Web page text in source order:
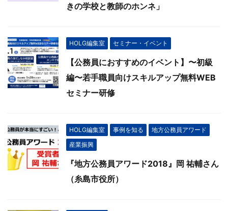
きの学校と教師のホンネ」
HOLG編集室 セミナー・イベント
【公務員におすすめのイベント】〜初級
編〜若手職員向けスキルアップ無料WEB
セミナー研修
HOLG編集室 事例を知る
地方公務員アワード
産業振興
『地方公務員アワード2018』岡 祐輔さん
（糸島市役所）